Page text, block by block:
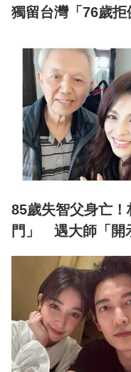
獨留台灣「76歲
85歲失智父身亡
門」 遇大師「開